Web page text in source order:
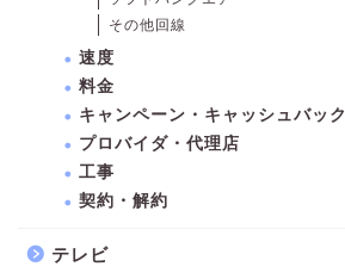
その他回線
速度
料金
キャンペーン・キャッシュバック
プロバイダ・代理店
工事
契約・解約
テレビ